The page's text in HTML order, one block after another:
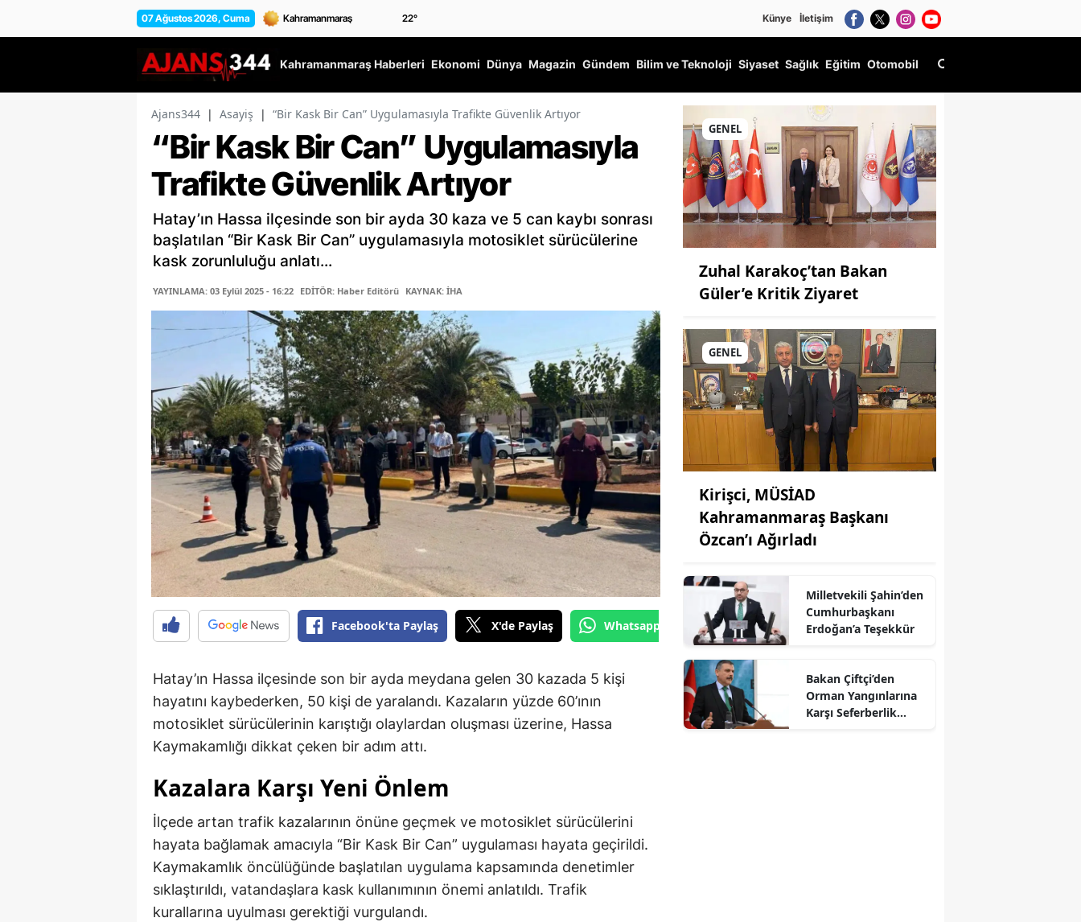
07 Ağustos 2026, Cuma 22° Künye İletişim
Kahramanmaraş Haberleri Ekonomi Dünya Magazin Gündem Bilim ve Teknoloji Siyaset Sağlık Eğitim Otomobil
Ajans344 | Asayiş | “Bir Kask Bir Can” Uygulamasıyla Trafikte Güvenlik Artıyor
“Bir Kask Bir Can” Uygulamasıyla
Trafikte Güvenlik Artıyor
Hatay’ın Hassa ilçesinde son bir ayda 30 kaza ve 5 can kaybı sonrası
başlatılan “Bir Kask Bir Can” uygulamasıyla motosiklet sürücülerine
kask zorunluluğu anlatı...
YAYINLAMA: 03 Eylül 2025 - 16:22 EDİTÖR: Haber Editörü KAYNAK: İHA
Facebook'ta Paylaş X'de Paylaş Whatsapp'tan Gönder
Hatay’ın Hassa ilçesinde son bir ayda meydana gelen 30 kazada 5 kişi
hayatını kaybederken, 50 kişi de yaralandı. Kazaların yüzde 60’ının
motosiklet sürücülerinin karıştığı olaylardan oluşması üzerine, Hassa
Kaymakamlığı dikkat çeken bir adım attı.
Kazalara Karşı Yeni Önlem
İlçede artan trafik kazalarının önüne geçmek ve motosiklet sürücülerini
hayata bağlamak amacıyla “Bir Kask Bir Can” uygulaması hayata geçirildi.
Kaymakamlık öncülüğünde başlatılan uygulama kapsamında denetimler
sıklaştırıldı, vatandaşlara kask kullanımının önemi anlatıldı. Trafik
kurallarına uyulması gerektiği vurgulandı.
GENEL
Zuhal Karakoç’tan Bakan
Güler’e Kritik Ziyaret
GENEL
Kirişci, MÜSİAD
Kahramanmaraş Başkanı
Özcan’ı Ağırladı
Milletvekili Şahin’den
Cumhurbaşkanı
Erdoğan’a Teşekkür
Bakan Çiftçi’den
Orman Yangınlarına
Karşı Seferberlik